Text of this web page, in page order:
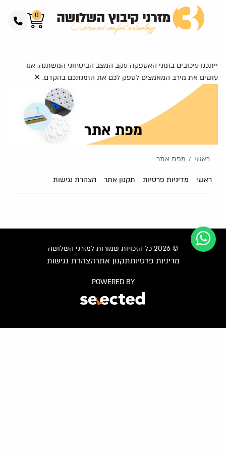
ייתכנו עיכובים בזמני האספקה עקב המצב הביטחוני המשתנה. אנו
עושים את מירב המאמצים לספק לכם את הזמנתכם בהקדם. ✕
0
מפת אתר
ראשי / מפת אתר
ראשי מדיניות פרטיות תקנון אתר הצהרת נגישות
© 2026 כל הזכויות שמורות למזרני השלושה
מדיניות פרטיותתקנון אתרהצהרת נגישות
POWERED BY